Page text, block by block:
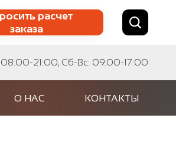
расчет
заказа
Найти по артикулу
08:00-21:00, Сб-Вс: 09:00-17:00
О НАС КОНТАКТЫ